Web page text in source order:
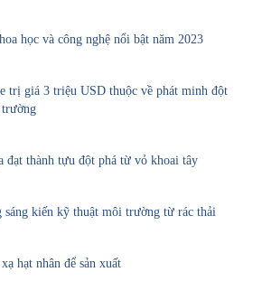
học và công nghệ nổi bật năm 2023
trị giá 3 triệu USD thuộc về phát minh đột
trường
đạt thành tựu đột phá từ vỏ khoai tây
sáng kiến kỹ thuật môi trường từ rác thải
hạt nhân để sản xuất